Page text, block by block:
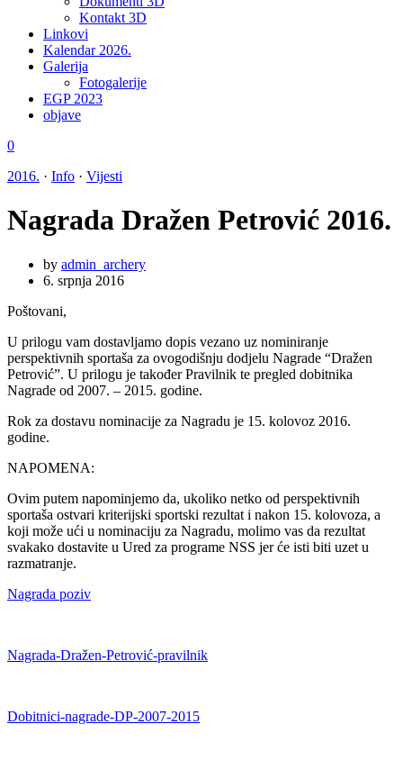
Kontakt 3D
Linkovi
Kalendar 2026.
Galerija
Fotogalerije
EGP 2023
objave
0
2016. · Info · Vijesti
Nagrada Dražen Petrović 2016.
by admin_archery
6. srpnja 2016
Poštovani,
U prilogu vam dostavljamo dopis vezano uz nominiranje
perspektivnih sportaša za ovogodišnju dodjelu Nagrade “Dražen
Petrović”. U prilogu je također Pravilnik te pregled dobitnika
Nagrade od 2007. – 2015. godine.
Rok za dostavu nominacije za Nagradu je 15. kolovoz 2016.
godine.
NAPOMENA:
Ovim putem napominjemo da, ukoliko netko od perspektivnih
sportaša ostvari kriterijski sportski rezultat i nakon 15. kolovoza, a
koji može ući u nominaciju za Nagradu, molimo vas da rezultat
svakako dostavite u Ured za programe NSS jer će isti biti uzet u
razmatranje.
Nagrada poziv
Nagrada-Dražen-Petrović-pravilnik
Dobitnici-nagrade-DP-2007-2015